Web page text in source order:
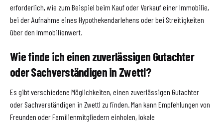
erforderlich, wie zum Beispiel beim Kauf oder Verkauf einer Immobilie,
bei der Aufnahme eines Hypothekendarlehens oder bei Streitigkeiten
über den Immobilienwert.
Wie finde ich einen zuverlässigen Gutachter
oder Sachverständigen in Zwettl?
Es gibt verschiedene Möglichkeiten, einen zuverlässigen Gutachter
oder Sachverständigen in Zwettl zu finden. Man kann Empfehlungen von
Freunden oder Familienmitgliedern einholen, lokale